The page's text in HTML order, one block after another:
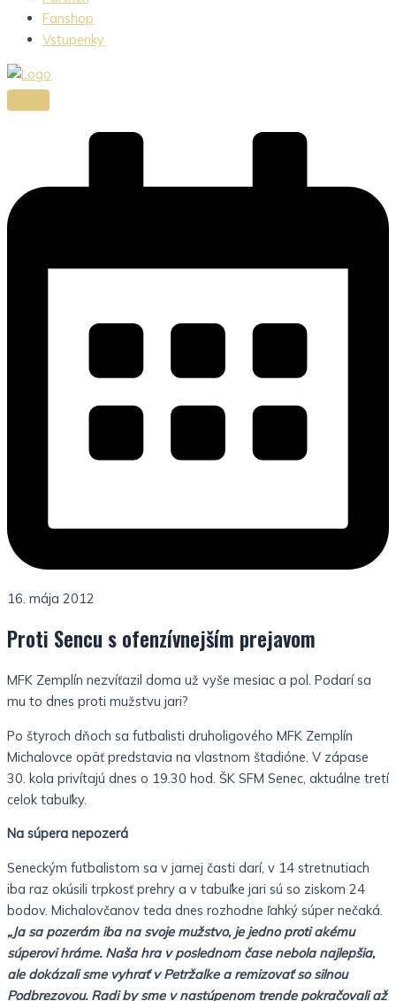
Fanshop
Vstupenky
16. mája 2012
Proti Sencu s ofenzívnejším prejavom
MFK Zemplín nezvíťazil doma už vyše mesiac a pol. Podarí sa
mu to dnes proti mužstvu jari?
Po štyroch dňoch sa futbalisti druholigového MFK Zemplín
Michalovce opäť predstavia na vlastnom štadióne. V zápase
30. kola privítajú dnes o 19.30 hod. ŠK SFM Senec, aktuálne tretí
celok tabuľky.
Na súpera nepozerá
Seneckým futbalistom sa v jarnej časti darí, v 14 stretnutiach
iba raz okúsili trpkosť prehry a v tabuľke jari sú so ziskom 24
bodov. Michalovčanov teda dnes rozhodne ľahký súper nečaká.
„Ja sa pozerám iba na svoje mužstvo, je jedno proti akému
súperovi hráme. Naša hra v poslednom čase nebola najlepšia,
ale dokázali sme vyhrať v Petržalke a remizovať so silnou
Podbrezovou. Radi by sme v nastúpenom trende pokračovali až